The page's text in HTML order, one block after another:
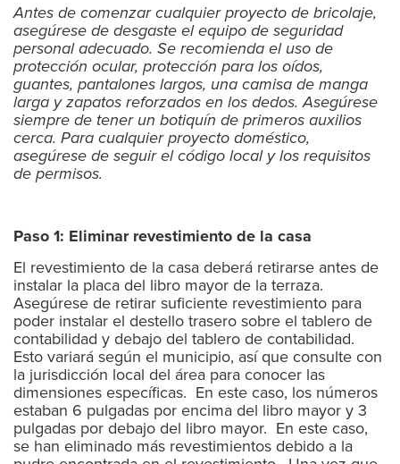
Antes de comenzar cualquier proyecto de bricolaje,
asegúrese de desgaste el equipo de seguridad
personal adecuado. Se recomienda el uso de
protección ocular, protección para los oídos,
guantes, pantalones largos, una camisa de manga
larga y zapatos reforzados en los dedos. Asegúrese
siempre de tener un botiquín de primeros auxilios
cerca. Para cualquier proyecto doméstico,
asegúrese de seguir el código local y los requisitos
de permisos.
Paso 1: Eliminar revestimiento de la casa
El revestimiento de la casa deberá retirarse antes de
instalar la placa del libro mayor de la terraza.
Asegúrese de retirar suficiente revestimiento para
poder instalar el destello trasero sobre el tablero de
contabilidad y debajo del tablero de contabilidad.
Esto variará según el municipio, así que consulte con
la jurisdicción local del área para conocer las
dimensiones específicas. En este caso, los números
estaban 6 pulgadas por encima del libro mayor y 3
pulgadas por debajo del libro mayor. En este caso,
se han eliminado más revestimientos debido a la